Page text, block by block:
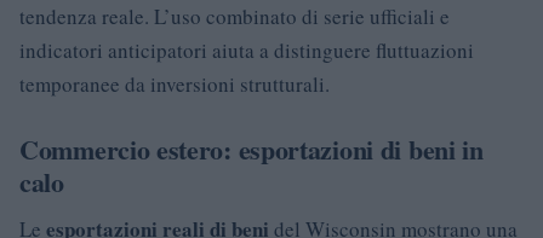
tendenza reale. L’uso combinato di serie ufficiali e
indicatori anticipatori aiuta a distinguere fluttuazioni
temporanee da inversioni strutturali.
Commercio estero: esportazioni di beni in
calo
Le esportazioni reali di beni del Wisconsin mostrano una